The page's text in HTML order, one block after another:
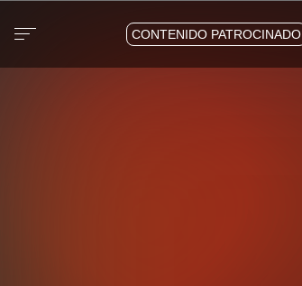
CONTENIDO PATROCINADO